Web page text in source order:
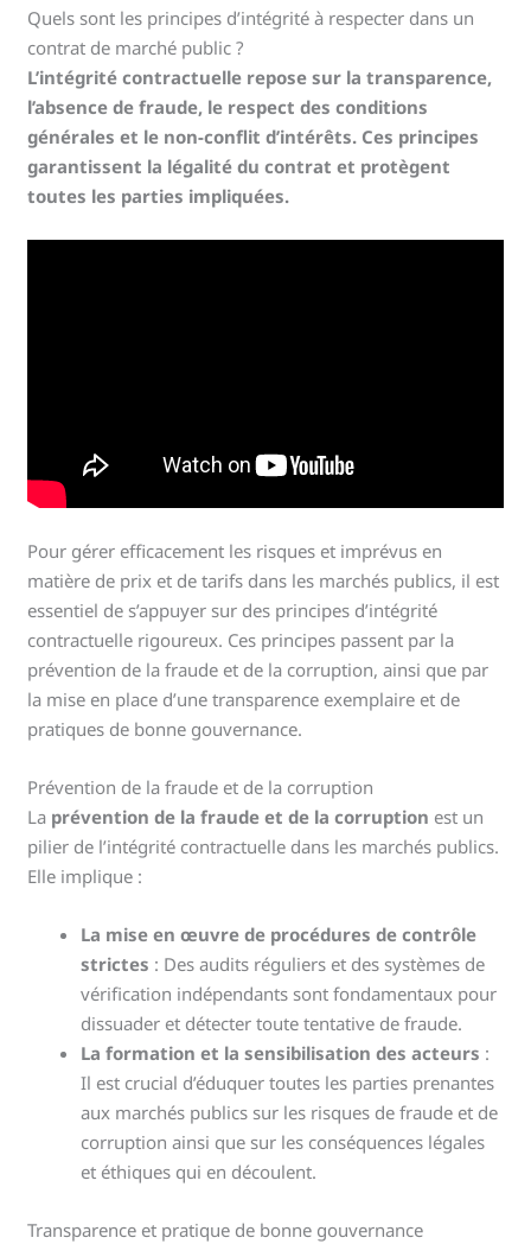
Quels sont les principes d’intégrité à respecter dans un
contrat de marché public ?
L’intégrité contractuelle repose sur la transparence,
l’absence de fraude, le respect des conditions
générales et le non-conflit d’intérêts. Ces principes
garantissent la légalité du contrat et protègent
toutes les parties impliquées.
Pour gérer efficacement les risques et imprévus en
matière de prix et de tarifs dans les marchés publics, il est
essentiel de s’appuyer sur des principes d’intégrité
contractuelle rigoureux. Ces principes passent par la
prévention de la fraude et de la corruption, ainsi que par
la mise en place d’une transparence exemplaire et de
pratiques de bonne gouvernance.
Prévention de la fraude et de la corruption
La prévention de la fraude et de la corruption est un
pilier de l’intégrité contractuelle dans les marchés publics.
Elle implique :
La mise en œuvre de procédures de contrôle
strictes : Des audits réguliers et des systèmes de
vérification indépendants sont fondamentaux pour
dissuader et détecter toute tentative de fraude.
La formation et la sensibilisation des acteurs :
Il est crucial d’éduquer toutes les parties prenantes
aux marchés publics sur les risques de fraude et de
corruption ainsi que sur les conséquences légales
et éthiques qui en découlent.
Transparence et pratique de bonne gouvernance